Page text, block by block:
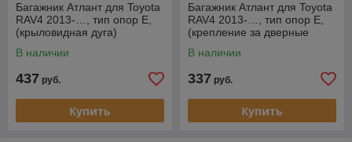
Багажник Атлант для Toyota
RAV4 2013-…, тип опор Е,
(крыловидная дуга)
В наличии
437 руб.
Купить
Багажник Атлант для Toyota
RAV4 2013-…, тип опор Е,
(крепление за дверные
дуга)
В наличии
337 руб.
Купить